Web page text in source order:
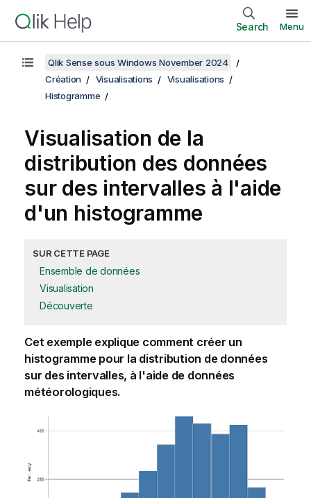
Search Menu
Qlik Sense sous Windows November 2024
Création
Visualisations
Visualisations
Histogramme
Visualisation de la
distribution des données
sur des intervalles à l'aide
d'un histogramme
SUR CETTE PAGE
Ensemble de données
Visualisation
Découverte
Cet exemple explique comment créer un
histogramme pour la distribution de données
sur des intervalles, à l'aide de données
météorologiques.